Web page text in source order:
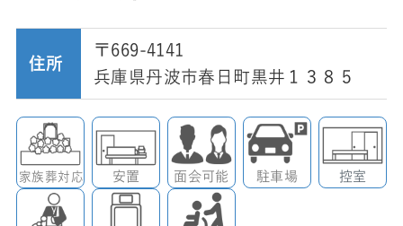
住所
〒669-4141
兵庫県丹波市春日町黒井１３８５
家族葬対応 安置 面会可能 駐車場 控室